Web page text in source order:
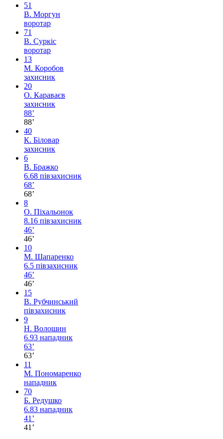
51
В. Моргун
воротар
71
В. Суркіс
воротар
13
М. Коробов
захисник
20
О. Караваєв
захисник
88’
88’
40
К. Біловар
захисник
6
В. Бражко
6.68 півзахисник
68’
68’
8
О. Піхальонок
8.16 півзахисник
46’
46’
10
М. Шапаренко
6.5 півзахисник
46’
46’
15
В. Рубчинський
півзахисник
9
Н. Волошин
6.93 нападник
63’
63’
11
М. Пономаренко
нападник
70
Б. Редушко
6.83 нападник
41’
41’